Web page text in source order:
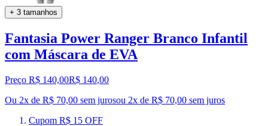
+ 3 tamanhos
Fantasia Power Ranger Branco Infantil
com Máscara de EVA
Preço R$ 140,00R$ 140,00
Ou 2x de R$ 70,00 sem jurosou 2x de R$ 70,00 sem juros
Cupom R$ 15 OFF